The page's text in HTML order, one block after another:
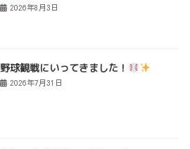
2026年8月3日
野球観戦にいってきました！
2026年7月31日